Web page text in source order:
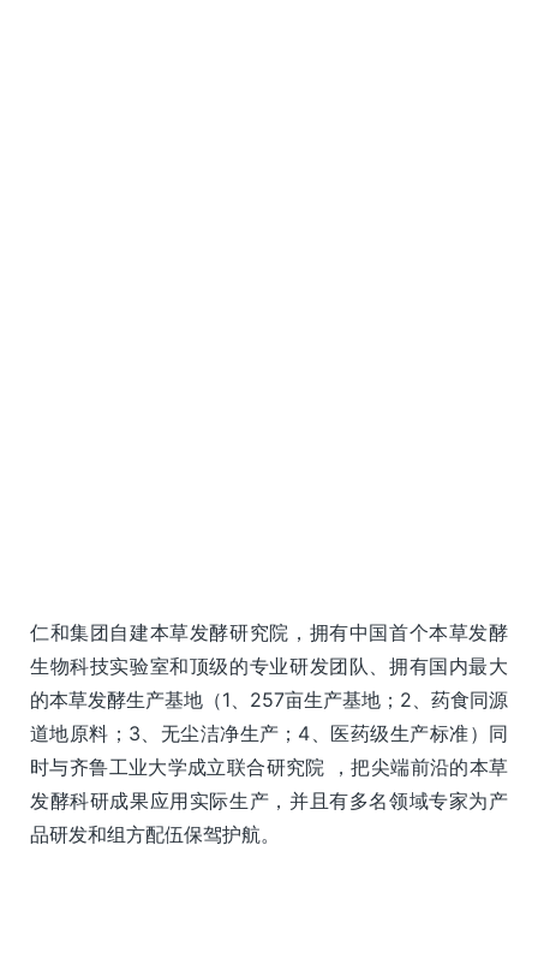
仁和集团自建本草发酵研究院，拥有中国首个本草发酵
生物科技实验室和顶级的专业研发团队、拥有国内最大
的本草发酵生产基地（1、257亩生产基地；2、药食同源
道地原料；3、无尘洁净生产；4、医药级生产标准）同
时与齐鲁工业大学成立联合研究院 ，把尖端前沿的本草
发酵科研成果应用实际生产，并且有多名领域专家为产
品研发和组方配伍保驾护航。